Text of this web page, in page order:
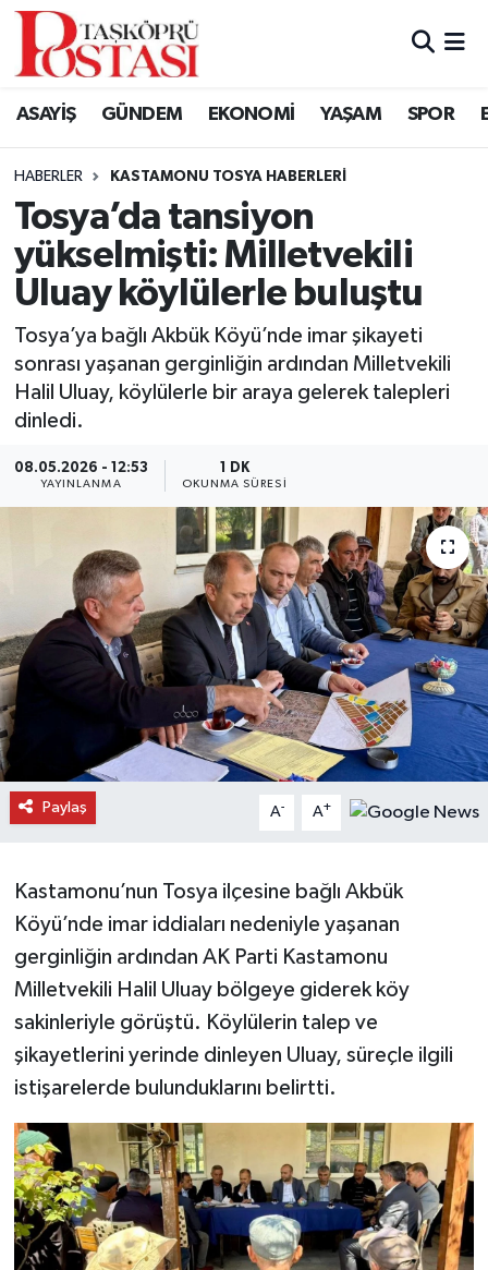
ASAYİŞ GÜNDEM EKONOMİ YAŞAM SPOR
HABERLER KASTAMONU TOSYA HABERLERI
Tosya’da tansiyon
yükselmişti: Milletvekili
Uluay köylülerle buluştu
Tosya’ya bağlı Akbük Köyü’nde imar şikayeti
sonrası yaşanan gerginliğin ardından Milletvekili
Halil Uluay, köylülerle bir araya gelerek talepleri
dinledi.
08.05.2026 - 12:53
YAYINLANMA
1 DK
OKUNMA SÜRESI
Paylaş A- A+
Kastamonu’nun Tosya ilçesine bağlı Akbük
Köyü’nde imar iddiaları nedeniyle yaşanan
gerginliğin ardından AK Parti Kastamonu
Milletvekili Halil Uluay bölgeye giderek köy
sakinleriyle görüştü. Köylülerin talep ve
şikayetlerini yerinde dinleyen Uluay, süreçle ilgili
istişarelerde bulunduklarını belirtti.
Kastamonu Vefat Edenler
Araç Haberleri
Azdavay Haberleri
Bozkurt Haberleri
Çatalzeytin Haberleri
Cide Haberleri
Daday Haberleri
Devrekani Haberleri
Doğanyurt Haberleri
Hanönü Haberleri
İhsangazi Haberleri
İnebolu Haberleri
Merkez Haberleri
Pınarbaşı Haberleri
Şenpazar Haberleri
Seydiler Haberleri
Taşköprü Haberleri
Tosya Haberleri
Karadeniz Haberleri